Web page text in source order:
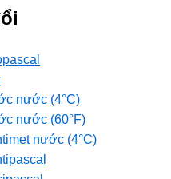
nước (4°C)
nước (60°F)
nước (4°C)